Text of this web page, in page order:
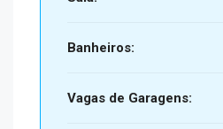
Banheiros:
Vagas de Garagens: